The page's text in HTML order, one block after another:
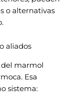
o alternativas
aliados
marmol
Esa
sistema: